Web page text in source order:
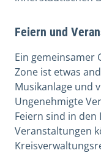
Feiern und
Ein gemeinsamer
Zone ist etwas
Musikanlage und
Ungenehmigte
Feiern sind in
Veranstaltungen